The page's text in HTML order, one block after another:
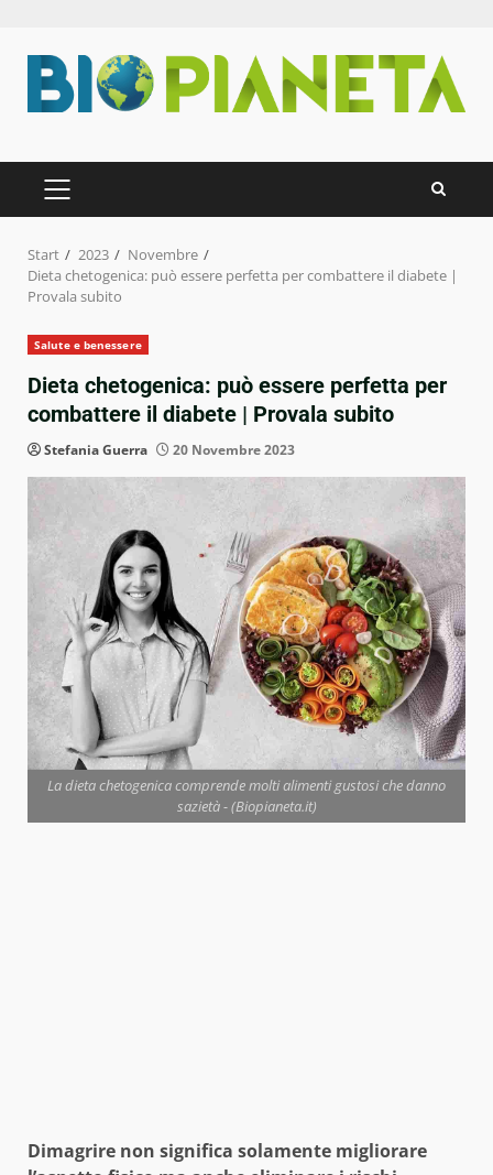
Inhalt
springen
PRIMÄRES
MENÜ
Start 2023
Novembre
Dieta chetogenica: può essere perfetta per combattere il diabete |
Provala subito
Salute e benessere
Dieta chetogenica: può essere perfetta per
combattere il diabete | Provala subito
Stefania Guerra 20 Novembre 2023
La dieta chetogenica comprende molti alimenti gustosi che danno
sazietà - (Biopianeta.it)
Dimagrire non significa solamente migliorare